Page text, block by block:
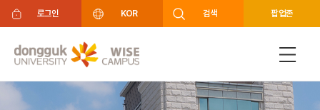
주메뉴 바로가기
푸터 바로가기
로그인 KOR 검색 팝업존